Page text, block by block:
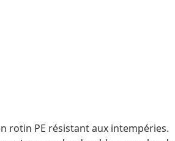
rotin PE résistant aux intempéries.